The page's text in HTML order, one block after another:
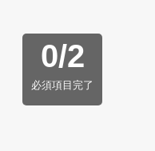
0/2
必須項目完了